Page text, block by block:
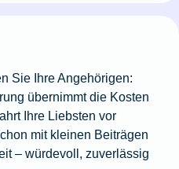
Sie Ihre Angehörigen:
übernimmt die Kosten
Ihre Liebsten vor
mit kleinen Beiträgen
– würdevoll, zuverlässig